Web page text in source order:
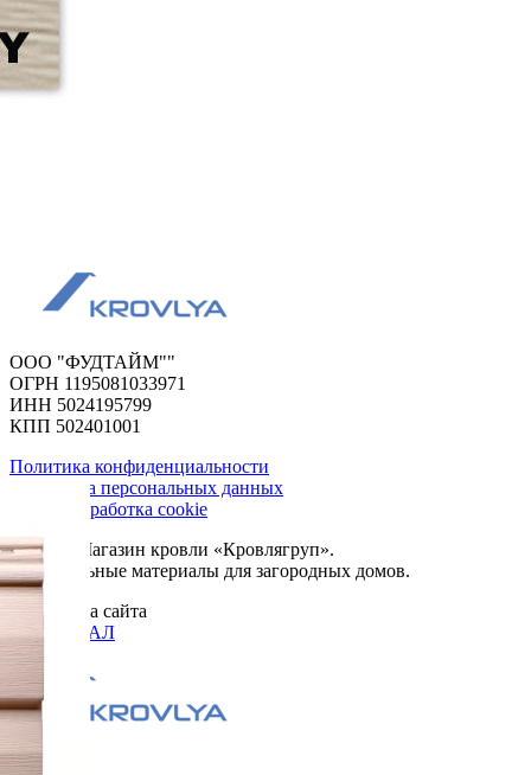
ООО "ФУДТАЙМ""
ОГРН 1195081033971
ИНН 5024195799
КПП 502401001
Политика конфиденциальности
Обработка персональных данных
Сбор и обработка cookie
© 2026. Магазин кровли «Кровлягруп».
Строительные материалы для загородных домов.
Разработка сайта
ОРИГИНАЛ
Меню